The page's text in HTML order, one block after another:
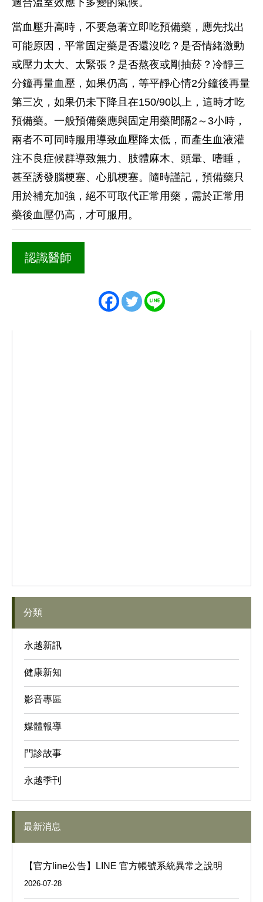
適合溫室效應下多變的氣候。
當血壓升高時，不要急著立即吃預備藥，應先找出
可能原因，平常固定藥是否還沒吃？是否情緒激動
或壓力太大、太緊張？是否熬夜或剛抽菸？冷靜三
分鐘再量血壓，如果仍高，等平靜心情2分鐘後再量
第三次，如果仍未下降且在150/90以上，這時才吃
預備藥。一般預備藥應與固定用藥間隔2～3小時，
兩者不可同時服用導致血壓降太低，而產生血液灌
注不良症候群導致無力、肢體麻木、頭暈、嗜睡，
甚至誘發腦梗塞、心肌梗塞。隨時謹記，預備藥只
用於補充加強，絕不可取代正常用藥，需於正常用
藥後血壓仍高，才可服用。
認識醫師
分類
永越新訊
健康新知
影音專區
媒體報導
門診故事
永越季刊
最新消息
【官方line公告】LINE 官方帳號系統異常之說明
2026-07-28